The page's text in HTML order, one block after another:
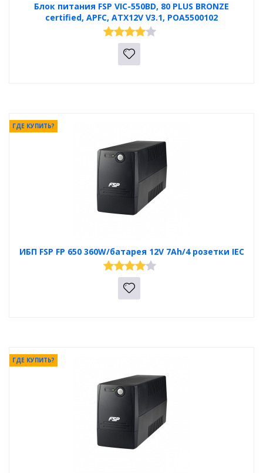
Блок питания FSP VIC-550BD, 80 PLUS BRONZE
certified, APFC, ATX12V V3.1, POA5500102
ИБП FSP FP 650 360W/батарея 12V 7Ah/4 розетки IEC
ГДЕ КУПИТЬ?
ГДЕ КУПИТЬ?